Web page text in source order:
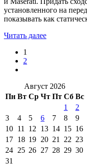
установленного на
показывать как
Читать далее
1
2
Август 2026
Пн Вт Ср Чт Пт Сб Вс
1
2
3
4 5 6 7 8
9
10 11 12 13 14 15 16
17 18 19 20 21 22 23
24 25 26 27 28 29 30
31